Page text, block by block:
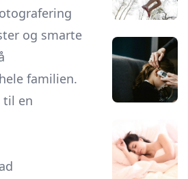
og smarte
familien.
til en